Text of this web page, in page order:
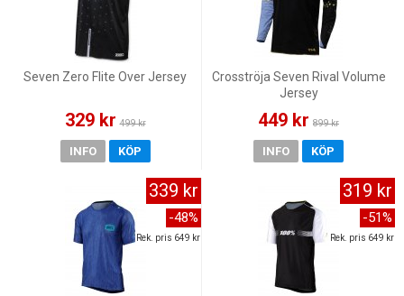
Seven Zero Flite Over Jersey
329 kr 499 kr
INFO KÖP
Crosströja Seven Rival Volume
Jersey
449 kr 899 kr
INFO KÖP
339 kr
-48%
Rek. pris 649 kr
319 kr
-51%
Rek. pris 649 kr